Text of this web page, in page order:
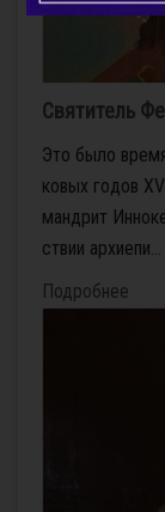
Святитель
Это бы­ло
ко­вых го­дов
манд­рит
ствии ар­хи­епи...
Подробнее